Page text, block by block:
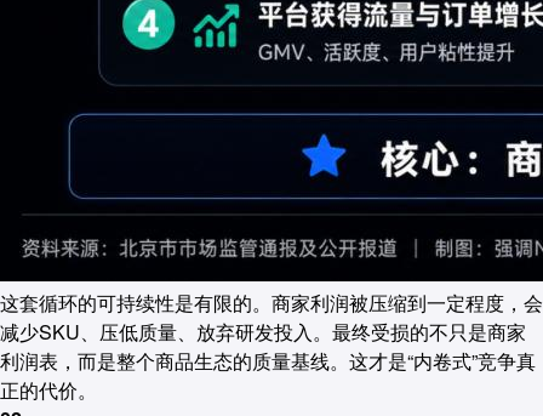
这套循环的可持续性是有限的。商家利润被压缩到一定程度，会
减少SKU、压低质量、放弃研发投入。最终受损的不只是商家
利润表，而是整个商品生态的质量基线。这才是“内卷式”竞争真
正的代价。